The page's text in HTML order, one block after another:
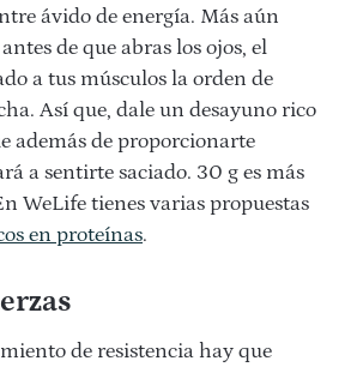
ávido de energía. Más aún
de que abras los ojos, el
a tus músculos la orden de
Así que, dale un desayuno rico
además de proporcionarte
a sentirte saciado. 30 g es más
WeLife tienes varias propuestas
en proteínas.
de resistencia hay que